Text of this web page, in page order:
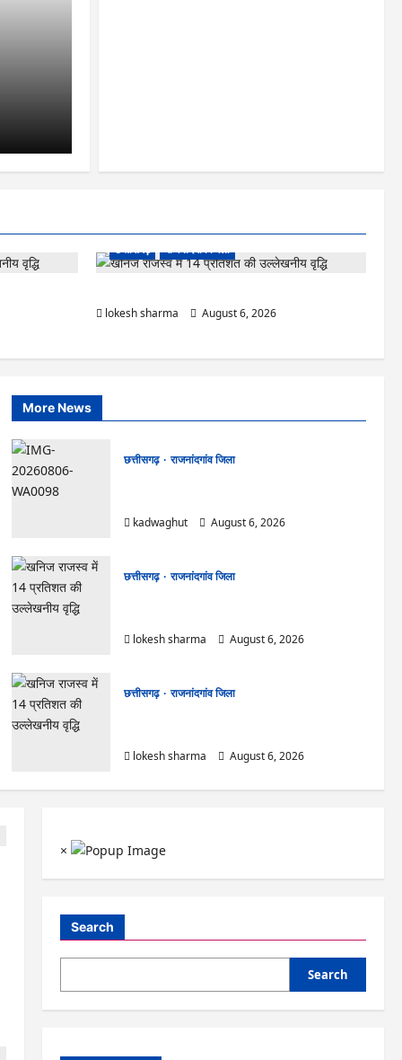
छत्तीसगढ़ राजनांदगांव जिला
lokesh sharma
August 6, 2026
More News
छत्तीसगढ़
राजनांदगांव जिला
kadwaghut
August 6, 2026
छत्तीसगढ़
राजनांदगांव जिला
lokesh sharma
August 6, 2026
छत्तीसगढ़
राजनांदगांव जिला
lokesh sharma
August 6, 2026
×
Search
Search